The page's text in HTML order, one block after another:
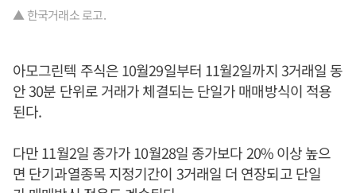
▲ 한국거래소 로고.
아모그린텍 주식은 10월29일부터 11월2일까지 3거래일 동
안 30분 단위로 거래가 체결되는 단일가 매매방식이 적용
된다.
다만 11월2일 종가가 10월28일 종가보다 20% 이상 높으
면 단기과열종목 지정기간이 3거래일 더 연장되고 단일